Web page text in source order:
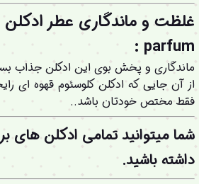
parfum :
ماندگاری و پخش بوی این ادکلن جذاب
از آن جایی که ادکلن کلوسئوم قهوه ای
فقط مختص خودتان باشد..
شما میتوانید تمامی ادکلن های
داشته باشید.